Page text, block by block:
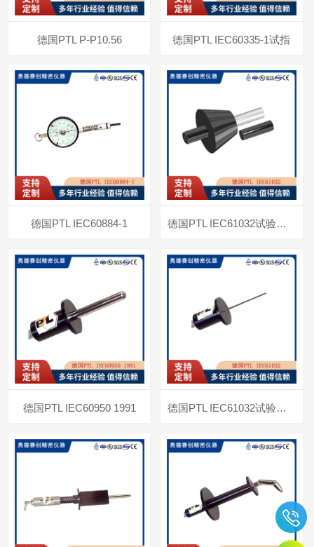
德国PTL P-P10.56 德国PTL IEC60335-1试指
德国PTL IEC60884-1 德国PTL IEC61032试验指销棒
德国PTL IEC60950 1991 德国PTL IEC61032试验试指